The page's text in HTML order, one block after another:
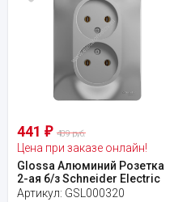
441 ₽ 489 руб.
Цена при заказе онлайн!
Glossa Алюминий Розетка
2-ая б/з Schneider Electric
Артикул: GSL000320